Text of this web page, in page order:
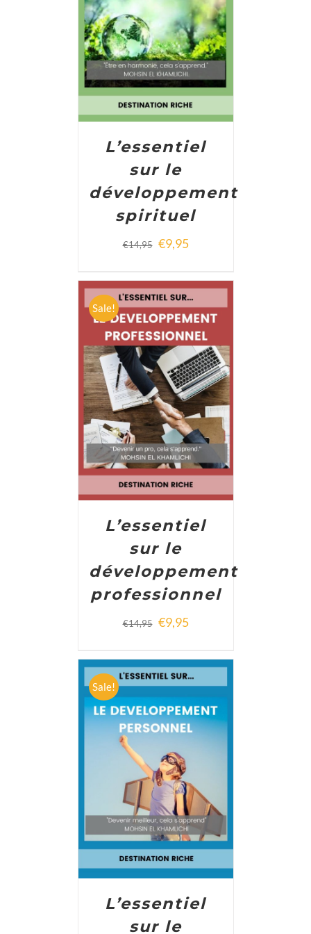
ADD TO CART DETAILS
L’essentiel
sur le
développement
spirituel
€14,95 €9,95
Sale!
ADD TO CART / DETAILS
L’essentiel
sur le
développement
professionnel
€14,95 €9,95
Sale!
ADD TO CART / DETAILS
L’essentiel
sur le